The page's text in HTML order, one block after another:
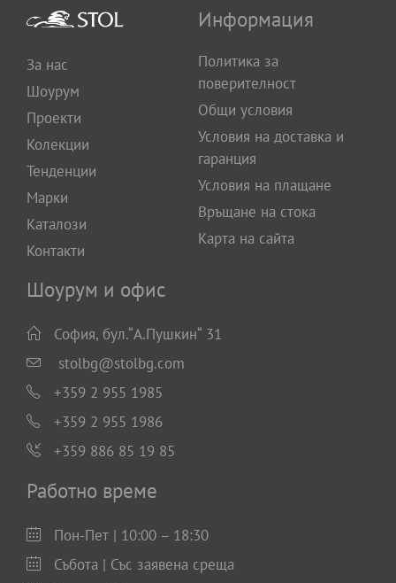
За нас
Шоурум
Проекти
Колекции
Тенденции
Марки
Каталози
Контакти
Информация
Политика за
поверителност
Общи условия
Условия на доставка и
гаранция
Условия на плащане
Връщане на стока
Карта на сайта
Шоурум и офис
София, бул.“А.Пушкин“ 31
stolbg@stolbg.com
+359 2 955 1985
+359 2 955 1986
+359 886 85 19 85
Работно време
Пон-Пет | 10:00 – 18:30
Събота | Със заявена среща